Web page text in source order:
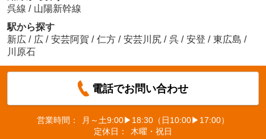
呉線 / 山陽新幹線
駅から探す
新広 / 広 / 安芸阿賀 / 仁方 / 安芸川尻 / 呉 / 安登 / 東広島 /
川原石
電話でお問い合わせ
営業時間：
月～土9:00▶18:30（日10:00▶17:00）
定休日：
木曜・祝日